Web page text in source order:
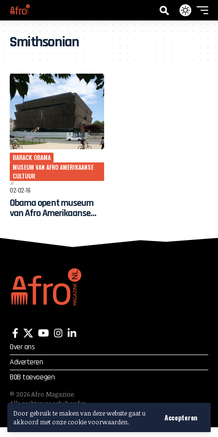
Door gebruik te maken van deze website gaat u
akkoord met onze cookie voorwaarden.
Accepteren
Smithsonian
BARACK OBAMA
MUSEUM VAN AFRO AMERIKAANSE
CULTUUR
02-02-16
Obama opent museum
van Afro Amerikaanse
Over ons
Adverteren
BOB toevoegen
© 2026Afro Magazine.
Alle rechten voorbehouden.
Adverteren? Mail:info@afromagazine.nl